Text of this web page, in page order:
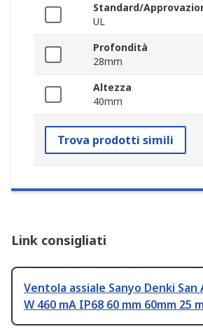
Standard/
UL
Profondità
28mm
Altezza
40mm
Trova prodotti simili
Link consigliati
Ventola assiale Sanyo Denki San
W 460 mA IP68 60 mm 60mm 25